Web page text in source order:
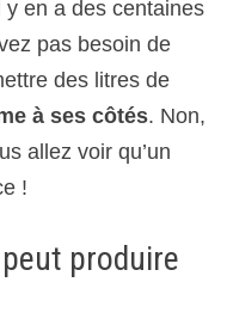
en a des centaines
pas besoin de
des litres de
à ses côtés. Non,
allez voir qu’un
!
produire